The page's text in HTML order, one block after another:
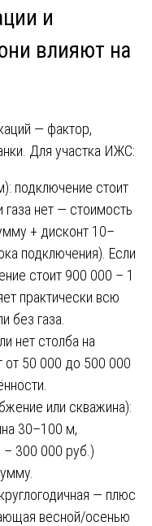
и
влияют на
— фактор,
Для участка ИЖС:
подключение стоит
нет — стоимость
+ дисконт 10–
подключения). Если
стоит 900 000 – 1
практически всю
без газа.
нет столба на
от 50 000 до 500 000
или скважина):
30–100 м,
– 300 000 руб.)
— плюс
весной/осенью